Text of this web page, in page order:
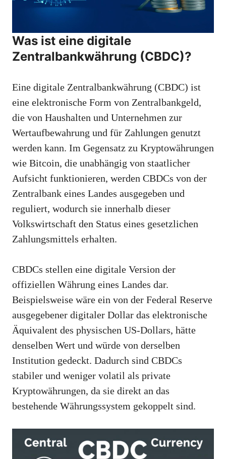
Was ist eine digitale
Zentralbankwährung (CBDC)?
Eine digitale Zentralbankwährung (CBDC) ist
eine elektronische Form von Zentralbankgeld,
die von Haushalten und Unternehmen zur
Wertaufbewahrung und für Zahlungen genutzt
werden kann. Im Gegensatz zu Kryptowährungen
wie Bitcoin, die unabhängig von staatlicher
Aufsicht funktionieren, werden CBDCs von der
Zentralbank eines Landes ausgegeben und
reguliert, wodurch sie innerhalb dieser
Volkswirtschaft den Status eines gesetzlichen
Zahlungsmittels erhalten.
CBDCs stellen eine digitale Version der
offiziellen Währung eines Landes dar.
Beispielsweise wäre ein von der Federal Reserve
ausgegebener digitaler Dollar das elektronische
Äquivalent des physischen US-Dollars, hätte
denselben Wert und würde von derselben
Institution gedeckt. Dadurch sind CBDCs
stabiler und weniger volatil als private
Kryptowährungen, da sie direkt an das
bestehende Währungssystem gekoppelt sind.